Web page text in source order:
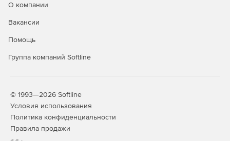
Windows
Защита
интернет-
почтовых
мобильных
устройств
О компании
Вакансии
Помощь
Группа компаний Softline
© 1993—2026 Softline
Условия использования
Политика конфиденциальности
Правила продажи